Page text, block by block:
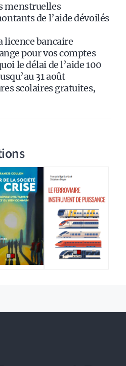
menstruelles
de l’aide dévoilés
licence bancaire
pour vos comptes
le délai de l’aide 100
31 août
scolaires gratuites,